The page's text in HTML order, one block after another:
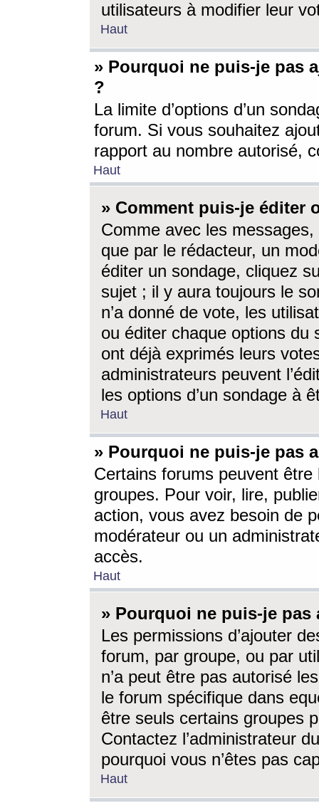
utilisateurs à modifier leur
Haut
» Pourquoi ne puis-je pas
?
La limite d’options d’un
forum. Si vous souhaitez
rapport au nombre autorisé,
Haut
» Comment puis-je éditer
Comme avec les
que par le rédacteur, un
éditer un sondage, cliquez
sujet ; il y aura toujours le
n’a donné de vote, les
ou éditer chaque options du
ont déjà exprimés leurs
administrateurs peuvent
les options d’un sondage à
Haut
» Pourquoi ne puis-je pas
Certains forums peuvent être
groupes. Pour voir, lire,
action, vous avez besoin de
modérateur ou un
accès.
Haut
» Pourquoi ne puis-je
Les permissions d’ajouter
forum, par groupe, ou par
n’a peut être pas autorisé
le forum spécifique dans
être seuls certains groupes
Contactez l’administrateur
pourquoi vous n’êtes pas
Haut